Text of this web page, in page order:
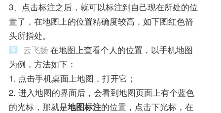
3、点击标注之后，就可以标注到自己现在所处的位
置了，在地图上的位置精确度较高，如下图红色箭
头所指处。
云飞扬 在地图上查看个人的位置，以手机地图
为例，方法如下：
1. 点击手机桌面上地图，打开它；
2. 进入地图的界面后，会看到地图页面上有个蓝色
的光标，那就是地图标注的位置，点击下光标，在